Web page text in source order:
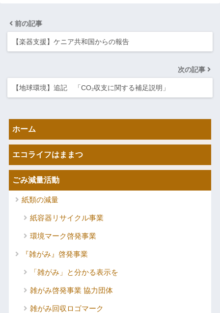
前の記事
【楽器支援】ケニア共和国からの報告
次の記事
【地球環境】追記 「CO₂収支に関する補足説明」
ホーム
エコライフはままつ
ごみ減量活動
紙類の減量
紙容器リサイクル事業
環境マーク啓発事業
『雑がみ』啓発事業
「雑がみ」と分かる表示を
雑がみ啓発事業 協力団体
雑がみ回収ロゴマーク